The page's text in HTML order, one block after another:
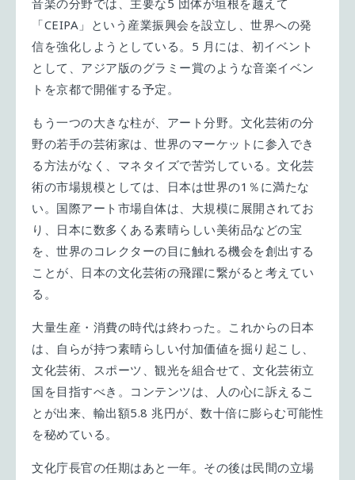
音楽の分野では、主要な5 団体が垣根を越えて
「CEIPA」という産業振興会を設立し、世界への発
信を強化しようとしている。5 月には、初イベント
として、アジア版のグラミー賞のような音楽イベン
トを京都で開催する予定。
もう一つの大きな柱が、アート分野。文化芸術の分
野の若手の芸術家は、世界のマーケットに参入でき
る方法がなく、マネタイズで苦労している。文化芸
術の市場規模としては、日本は世界の1％に満たな
い。国際アート市場自体は、大規模に展開されてお
り、日本に数多くある素晴らしい美術品などの宝
を、世界のコレクターの目に触れる機会を創出する
ことが、日本の文化芸術の飛躍に繋がると考えてい
る。
大量生産・消費の時代は終わった。これからの日本
は、自らが持つ素晴らしい付加価値を掘り起こし、
文化芸術、スポーツ、観光を組合せて、文化芸術立
国を目指すべき。コンテンツは、人の心に訴えるこ
とが出来、輸出額5.8 兆円が、数十倍に膨らむ可能性
を秘めている。
文化庁長官の任期はあと一年。その後は民間の立場